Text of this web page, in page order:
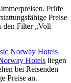
Prüfe
Preise
den Filter „Voll
Norway Hotels
Hotels liegen
bei Reisenden
Preise an.